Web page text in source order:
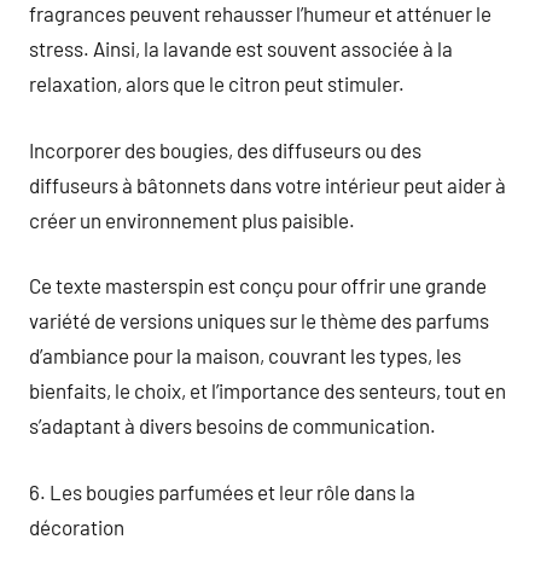
fragrances peuvent rehausser l’humeur et atténuer le
stress. Ainsi, la lavande est souvent associée à la
relaxation, alors que le citron peut stimuler.
Incorporer des bougies, des diffuseurs ou des
diffuseurs à bâtonnets dans votre intérieur peut aider à
créer un environnement plus paisible.
Ce texte masterspin est conçu pour offrir une grande
variété de versions uniques sur le thème des parfums
d’ambiance pour la maison, couvrant les types, les
bienfaits, le choix, et l’importance des senteurs, tout en
s’adaptant à divers besoins de communication.
6. Les bougies parfumées et leur rôle dans la
décoration